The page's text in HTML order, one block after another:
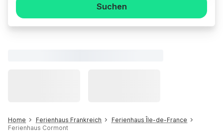
Suchen
Home Ferienhaus Frankreich
Ferienhaus Île-de-France
Ferienhaus Cormont